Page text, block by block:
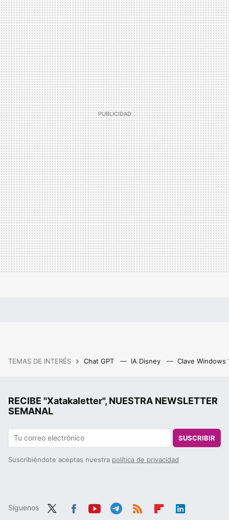
TEMAS DE INTERÉS Chat GPT IA Disney Clave Windows
RECIBE "Xatakaletter", NUESTRA NEWSLETTER
SEMANAL
SUSCRIBIR
Suscribiéndote aceptas nuestra política de privacidad
Síguenos